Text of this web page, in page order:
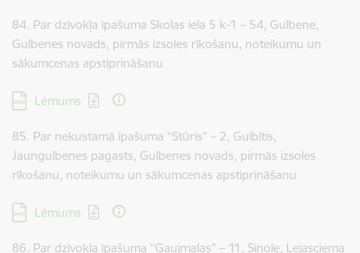
84. Par dzīvokļa īpašuma Skolas iela 5 k-1 – 54, Gulbene,
Gulbenes novads, pirmās izsoles rīkošanu, noteikumu un
sākumcenas apstiprināšanu
Lejupielādēt:
Lēmums
85. Par nekustamā īpašuma “Stūris” – 2, Gulbītis,
Jaungulbenes pagasts, Gulbenes novads, pirmās izsoles
rīkošanu, noteikumu un sākumcenas apstiprināšanu
Lejupielādēt:
Lēmums
86. Par dzīvokļa īpašuma “Gaujmalas” – 11, Sinole, Lejasciema